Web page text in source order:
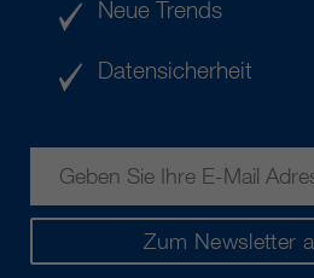
Zum Newsletter
Neue Trends
Datensicherheit